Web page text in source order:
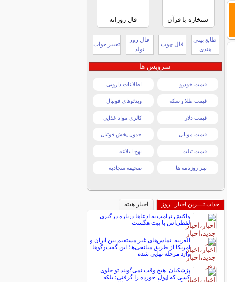
استخاره با قرآن فال روزانه
طالع بینی
هندی
فال چوب
فال روز
تولد
تعبیر خواب
سرویس ها
قیمت خودرو اطلاعات دارویی
قیمت طلا و سکه ویدئوهای فوتبال
قیمت دلار کالری مواد غذایی
قیمت موبایل جدول پخش فوتبال
قیمت تبلت نهج البلاغه
تیتر روزنامه ها صحیفه سجادیه
جذاب تـــرین اخبار : روز
اخبار هفته
واکنش ترامپ به ادعاها درباره درگیری
لفظی‌اش با پیت هگست
العربیه: تماس‌های غیر مستقیم بین ایران و
آمریکا از طریق میانجی‌ها؛ این گفت‌و‌گو‌ها
وارد مرحله نهایی شده
پزشکیان: هیچ وقت نمی‌گویند تو جلوی
کسی که [پول] خورده را گرفتی؛ بلکه